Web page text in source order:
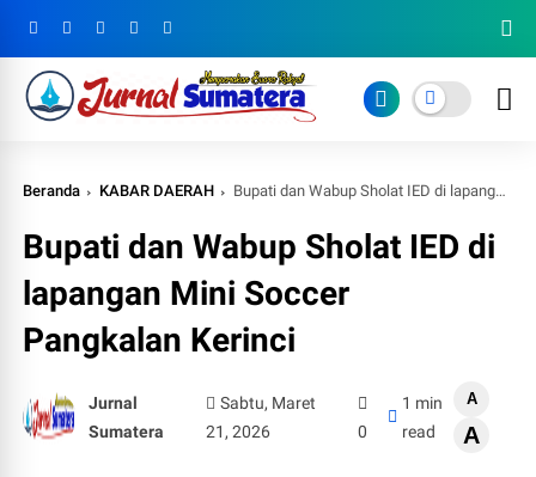
Beranda KABAR DAERAH Bupati dan Wabup Sholat IED di lapangan Mini Soccer Pangkalan Kerinci
Bupati dan Wabup Sholat IED di
lapangan Mini Soccer
Pangkalan Kerinci
Jurnal
Sumatera
Sabtu, Maret
21, 2026
0
1 min
read
A
A